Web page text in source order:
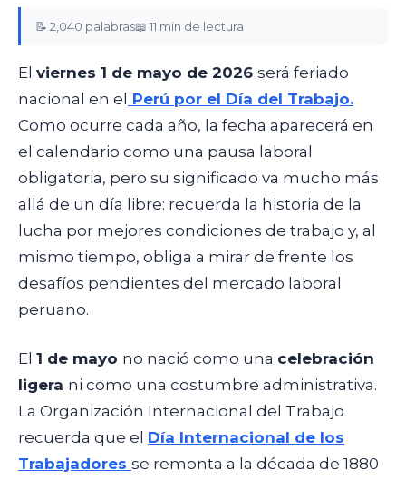
📝 2,040 palabras📖 11 min de lectura
El viernes 1 de mayo de 2026 será feriado
nacional en el Perú por el Día del Trabajo.
Como ocurre cada año, la fecha aparecerá en
el calendario como una pausa laboral
obligatoria, pero su significado va mucho más
allá de un día libre: recuerda la historia de la
lucha por mejores condiciones de trabajo y, al
mismo tiempo, obliga a mirar de frente los
desafíos pendientes del mercado laboral
peruano.
El 1 de mayo no nació como una celebración
ligera ni como una costumbre administrativa.
La Organización Internacional del Trabajo
recuerda que el Día Internacional de los
Trabajadores se remonta a la década de 1880